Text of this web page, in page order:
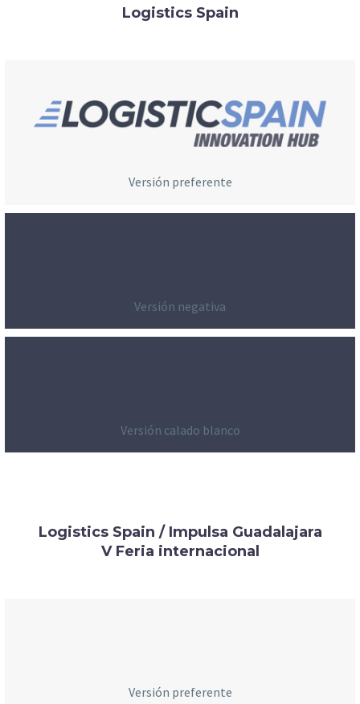
Logistics Spain
Versión preferente
Versión negativa
Versión calado blanco
Logistics Spain / Impulsa Guadalajara
V Feria internacional
Versión preferente